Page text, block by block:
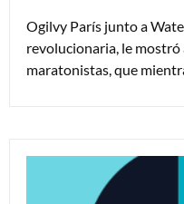
Ogilvy París junto a
revolucionaria, le mostró
maratonistas, que